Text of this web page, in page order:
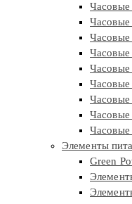
Часовые
Часовые
Часовые
Часовые
Часовые
Часовые
Часовые
Элементы
Green